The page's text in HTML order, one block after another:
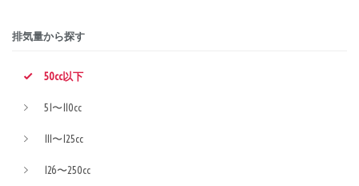
排気量から探す
50cc以下
51〜110cc
111〜125cc
126〜250cc